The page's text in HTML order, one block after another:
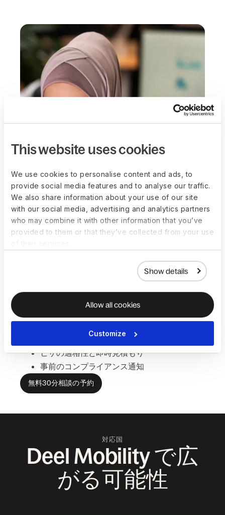
This website uses cookies
We use cookies to personalise content and ads, to
provide social media features and to analyse our traffic.
We also share information about your use of our site
with our social media, advertising and analytics partners
who may combine it with other information that you’ve
provided to them or that they’ve collected from your use
Show details
Allow all cookies
Customize
1つのプラットフ
ォームでの最大の
各ケース、書類、期限の状況をすべて可視化できま
ケース管理と書類保管
ビザの適格性と即時見積もり
事前のコンプライアンス通知
無料30分相談の予約
対応国
Deel Mobility で広
がる可能性